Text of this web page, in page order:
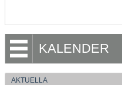
KALENDER
AKTUELLA